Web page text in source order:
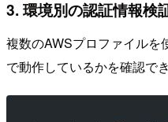
3. 環境別の認証情報検
複数のAWSプロファイルを
で動作しているかを確認でき